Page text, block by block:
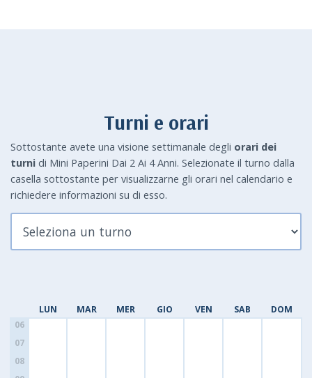
Turni e orari
Sottostante avete una visione settimanale degli orari dei
turni di Mini Paperini Dai 2 Ai 4 Anni. Selezionate il turno dalla
casella sottostante per visualizzarne gli orari nel calendario e
richiedere informazioni su di esso.
LUN MAR MER GIO VEN SAB
DOM
06
07
08